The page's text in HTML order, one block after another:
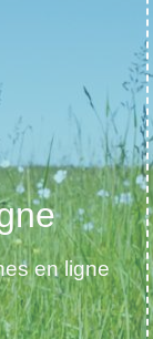
en ligne